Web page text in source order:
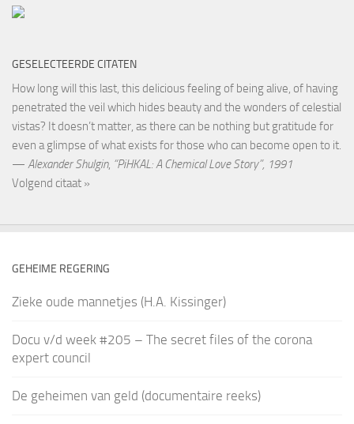
GESELECTEERDE CITATEN
How long will this last, this delicious feeling of being alive, of having
penetrated the veil which hides beauty and the wonders of celestial
vistas? It doesn’t matter, as there can be nothing but gratitude for
even a glimpse of what exists for those who can become open to it.
— Alexander Shulgin, “PiHKAL: A Chemical Love Story”, 1991
Volgend citaat »
GEHEIME REGERING
Zieke oude mannetjes (H.A. Kissinger)
Docu v/d week #205 – The secret files of the corona
expert council
De geheimen van geld (documentaire reeks)